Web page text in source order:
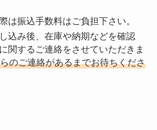
は振込手数料はご負担下さい。
込み後、在庫や納期などを確認
関するご連絡をさせていただきま
のご連絡があるまでお待ちくださ